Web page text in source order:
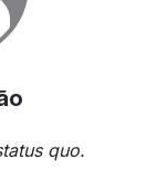
quo.